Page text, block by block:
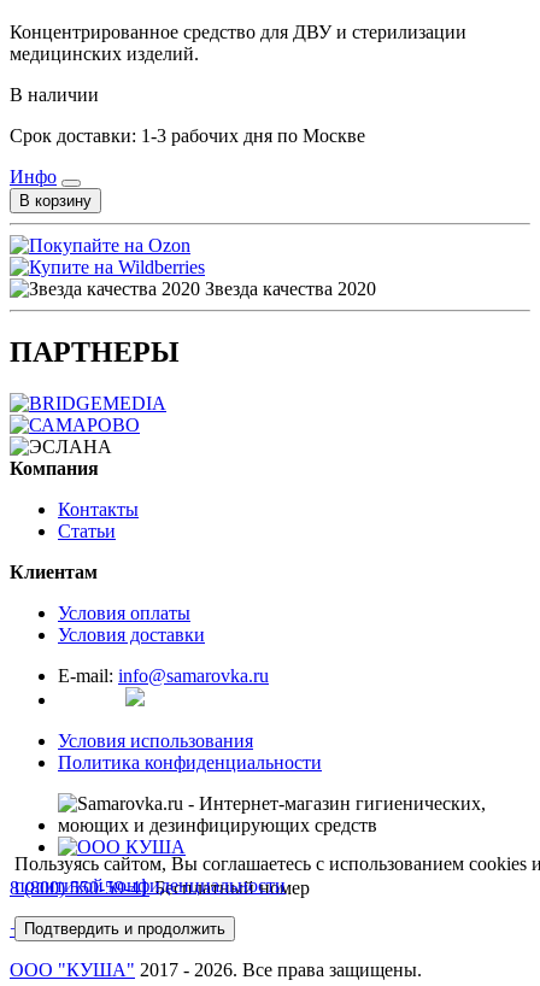
Пользуясь сайтом, Вы соглашаетесь с использованием сookies
политикой конфиденциальности
Подтвердить и продолжить
Концентрированное средство для ДВУ и стерилизации
медицинских изделий.
В наличии
Срок доставки: 1-3 рабочих дня по Москве
Инфо
В корзину
Звезда качества 2020
ПАРТНЕРЫ
Компания
Контакты
Статьи
Клиентам
Условия оплаты
Условия доставки
E-mail: info@samarovka.ru
Условия использования
Политика конфиденциальности
8 (800) 550-59-41Бесплатный номер
+7 (495) 232-68-68Москва
ООО "КУША" 2017 - 2026. Все права защищены.